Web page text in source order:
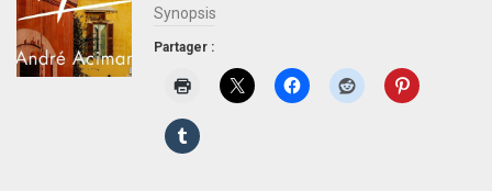
Synopsis
Partager :